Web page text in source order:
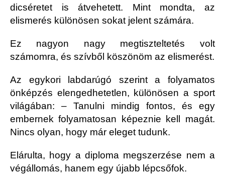
dicséretet is átvehetett. Mint mondta, az
elismerés különösen sokat jelent számára.
Ez nagyon nagy megtiszteltetés volt
számomra, és szívből köszönöm az elismerést.
Az egykori labdarúgó szerint a folyamatos
önképzés elengedhetetlen, különösen a sport
világában: – Tanulni mindig fontos, és egy
embernek folyamatosan képeznie kell magát.
Nincs olyan, hogy már eleget tudunk.
Elárulta, hogy a diploma megszerzése nem a
végállomás, hanem egy újabb lépcsőfok.